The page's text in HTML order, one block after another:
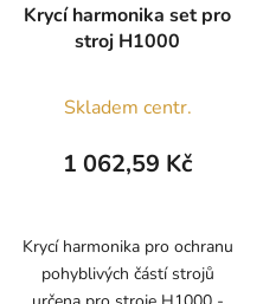
Krycí harmonika set pro
stroj H1000
Skladem centr.
1 062,59 Kč
Krycí harmonika pro ochranu
pohyblivých částí strojů